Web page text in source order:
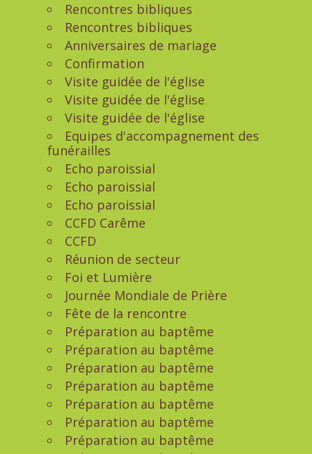
Rencontres bibliques
Rencontres bibliques
Anniversaires de mariage
Confirmation
Visite guidée de l'église
Visite guidée de l'église
Visite guidée de l'église
Equipes d'accompagnement des
funérailles
Echo paroissial
Echo paroissial
Echo paroissial
CCFD Carême
CCFD
Réunion de secteur
Foi et Lumière
Journée Mondiale de Prière
Fête de la rencontre
Préparation au baptême
Préparation au baptême
Préparation au baptême
Préparation au baptême
Préparation au baptême
Préparation au baptême
Préparation au baptême